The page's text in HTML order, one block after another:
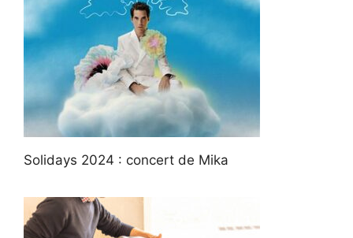
Solidays 2024 : concert de Mika